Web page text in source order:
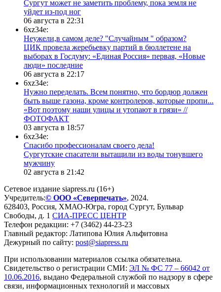
Сургут может не заметить проблему, пока земля не
уйдет из-под ног
06 августа в 22:31
6xz34e:
Неужели,в самом деле? "Случайным " образом?
ЦИК провела жеребьевку партий в бюллетене на
выборах в Госдуму: «Единая Россия» первая, «Новые
люди» последние
06 августа в 22:17
6xz34e:
Нужно переделать. Всем понятно, что бордюр должен
быть выше газона, кроме контролеров, которые пропи...
«Вот поэтому наши улицы и утопают в грязи» //
ФОТОФАКТ
03 августа в 18:57
6xz34e:
Спасибо профессионалам своего дела!
Сургутские спасатели вытащили из воды тонувшего
мужчину
02 августа в 21:42
Сетевое издание siapress.ru (16+)
Учредитель:© ООО «Северпечать», 2024.
628403, Россия, ХМАО-Югра, город Сургут, Бульвар
Свободы, д. 1 СИА-ПРЕСС ЦЕНТР
Телефон редакции: +7 (3462) 44-23-23
Главный редактор: Латипова Юлия Альфитовна
Дежурный по сайту: post@siapress.ru
При использовании материалов ссылка обязательна.
Свидетельство о регистрации СМИ: ЭЛ № ФС 77 – 66042 от
10.06.2016, выдано Федеральной службой по надзору в сфере
связи, информационных технологий и массовых